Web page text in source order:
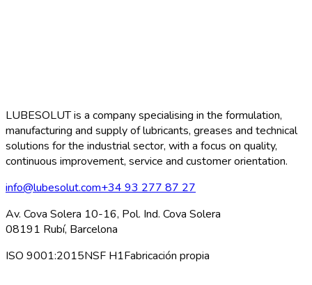
LUBESOLUT is a company specialising in the formulation,
manufacturing and supply of lubricants, greases and technical
solutions for the industrial sector, with a focus on quality,
continuous improvement, service and customer orientation.
info@lubesolut.com+34 93 277 87 27
Av. Cova Solera 10-16, Pol. Ind. Cova Solera
08191 Rubí, Barcelona
ISO 9001:2015NSF H1Fabricación propia